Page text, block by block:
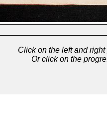
Click on the left and
Or click on the